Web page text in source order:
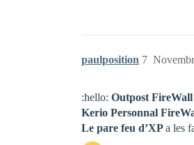
paulposition 7
:hello: Outpost
Kerio Personnal
Le pare feu d’XPa les